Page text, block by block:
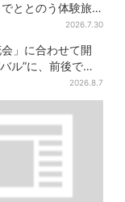
ととのう体験旅
2026.7.30
」に合わせて開
ル”に、前後で食
2026.8.7